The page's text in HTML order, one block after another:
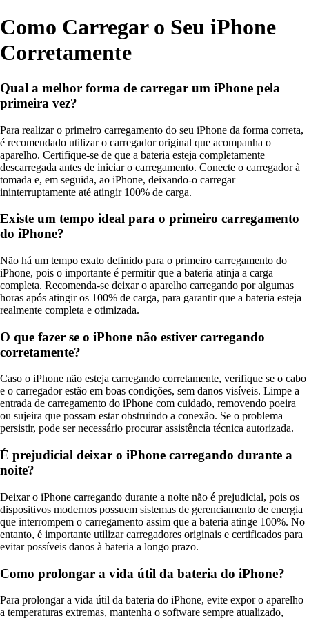
Como Carregar o Seu iPhone
Corretamente
Qual a melhor forma de carregar um iPhone pela
primeira vez?
Para realizar o primeiro carregamento do seu iPhone da forma correta,
é recomendado utilizar o carregador original que acompanha o
aparelho. Certifique-se de que a bateria esteja completamente
descarregada antes de iniciar o carregamento. Conecte o carregador à
tomada e, em seguida, ao iPhone, deixando-o carregar
ininterruptamente até atingir 100% de carga.
Existe um tempo ideal para o primeiro carregamento
do iPhone?
Não há um tempo exato definido para o primeiro carregamento do
iPhone, pois o importante é permitir que a bateria atinja a carga
completa. Recomenda-se deixar o aparelho carregando por algumas
horas após atingir os 100% de carga, para garantir que a bateria esteja
realmente completa e otimizada.
O que fazer se o iPhone não estiver carregando
corretamente?
Caso o iPhone não esteja carregando corretamente, verifique se o cabo
e o carregador estão em boas condições, sem danos visíveis. Limpe a
entrada de carregamento do iPhone com cuidado, removendo poeira
ou sujeira que possam estar obstruindo a conexão. Se o problema
persistir, pode ser necessário procurar assistência técnica autorizada.
É prejudicial deixar o iPhone carregando durante a
noite?
Deixar o iPhone carregando durante a noite não é prejudicial, pois os
dispositivos modernos possuem sistemas de gerenciamento de energia
que interrompem o carregamento assim que a bateria atinge 100%. No
entanto, é importante utilizar carregadores originais e certificados para
evitar possíveis danos à bateria a longo prazo.
Como prolongar a vida útil da bateria do iPhone?
Para prolongar a vida útil da bateria do iPhone, evite expor o aparelho
a temperaturas extremas, mantenha o software sempre atualizado,